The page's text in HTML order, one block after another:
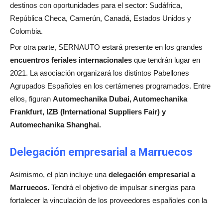
destinos con oportunidades para el sector: Sudáfrica,
República Checa, Camerún, Canadá, Estados Unidos y
Colombia.
Por otra parte, SERNAUTO estará presente en los grandes
encuentros feriales internacionales que tendrán lugar en
2021. La asociación organizará los distintos Pabellones
Agrupados Españoles en los certámenes programados. Entre
ellos, figuran Automechanika Dubai, Automechanika
Frankfurt, IZB (International Suppliers Fair) y
Automechanika Shanghai.
Delegación empresarial a Marruecos
Asimismo, el plan incluye una delegación empresarial a
Marruecos. Tendrá el objetivo de impulsar sinergias para
fortalecer la vinculación de los proveedores españoles con la